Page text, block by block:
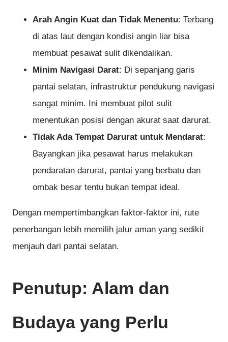
Arah Angin Kuat dan Tidak Menentu: Terbang
di atas laut dengan kondisi angin liar bisa
membuat pesawat sulit dikendalikan.
Minim Navigasi Darat: Di sepanjang garis
pantai selatan, infrastruktur pendukung navigasi
sangat minim. Ini membuat pilot sulit
menentukan posisi dengan akurat saat darurat.
Tidak Ada Tempat Darurat untuk Mendarat:
Bayangkan jika pesawat harus melakukan
pendaratan darurat, pantai yang berbatu dan
ombak besar tentu bukan tempat ideal.
Dengan mempertimbangkan faktor-faktor ini, rute
penerbangan lebih memilih jalur aman yang sedikit
menjauh dari pantai selatan.
Penutup: Alam dan
Budaya yang Perlu